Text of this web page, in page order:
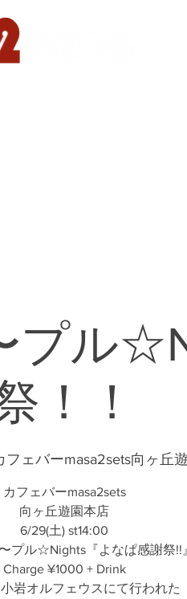
プル
！！
フェバーmasa2sets向ヶ丘
カフェバーmasa2sets
向ヶ丘遊園本店
6/29(土) st14:00
プル☆Nights『よなぱ感謝祭!!』
Charge ¥1000 + Drink
岩オルフェウスにて行われた